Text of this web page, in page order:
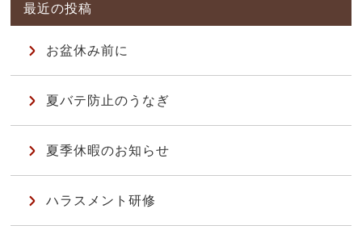
お盆休み前に
夏バテ防止のうなぎ
夏季休暇のお知らせ
ハラスメント研修